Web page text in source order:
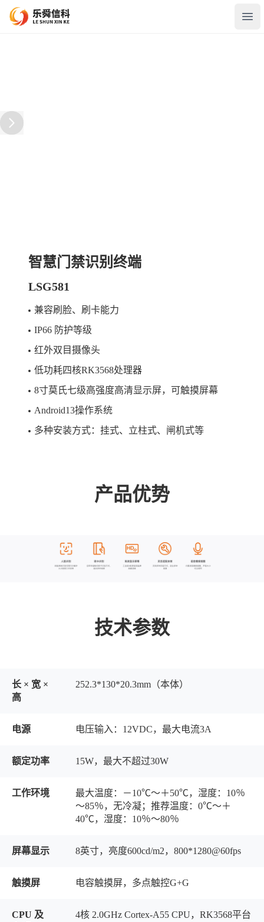
智慧门禁识别终端
LSG581
兼容刷脸、刷卡能力
IP66 防护等级
红外双目摄像头
低功耗四核RK3568处理器
8寸莫氏七级高强度高清显示屏，可触摸屏幕
Android13操作系统
多种安装方式：挂式、立柱式、闸机式等
产品优势
技术参数
长 × 宽 ×
高
252.3*130*20.3mm（本体）
电源 电压输入：12VDC，最大电流3A
额定功率 15W，最大不超过30W
工作环境
最大温度：－10℃～＋50℃，湿度：10％
～85％，无冷凝；推荐温度：0℃～＋
40℃，湿度：10％～80％
屏幕显示 8英寸，亮度600cd/m2，800*1280@60fps
触摸屏 电容触摸屏，多点触控G+G
CPU 及
4核 2.0GHz Cortex-A55 CPU，RK3568平台